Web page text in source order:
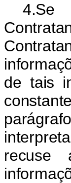
4.Se
de tais
recuse